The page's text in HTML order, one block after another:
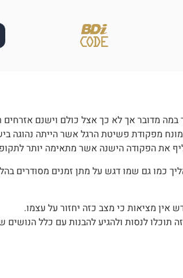
במה מדובר אך לא כך אצל כולם וישנם
מונח מפקודת פשיטת הרגל אשר הייתה נהוגה
כמו גם שמו דגש על מתן זמנים מסודרים
מציאות כי מצב כזה יחזור על עצמו.
תוכלו לנסות ולהגיע להבנות עם כלל הנושים